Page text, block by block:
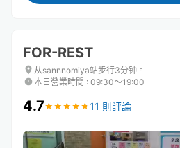
FOR-REST
从sannnomiya站步行3分钟。
本日營業時間 : 09:30〜19:00
4.7★ ★ ★ ★ ★
★ ★ ★ ★ ★ 11 則評論